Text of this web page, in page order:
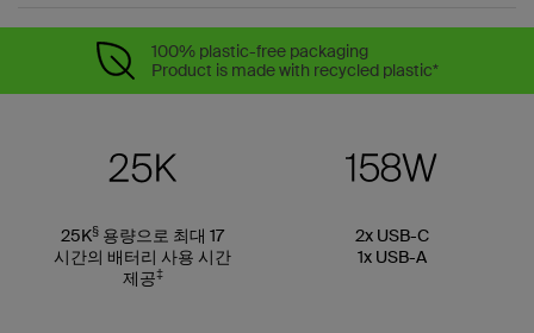
100% plastic-free packaging
Product is made with recycled plastic*
25K§ 용량으로 최대 17
시간의 배터리 사용 시간
제공‡
2x USB-C
1x USB-A